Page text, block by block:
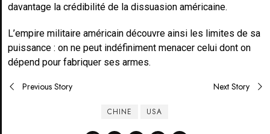
davantage la crédibilité de la dissuasion américaine.
L’empire militaire américain découvre ainsi les limites de sa
puissance : on ne peut indéfiniment menacer celui dont on
dépend pour fabriquer ses armes.
Post
navigation
Previous Story Next Story
CHINE USA